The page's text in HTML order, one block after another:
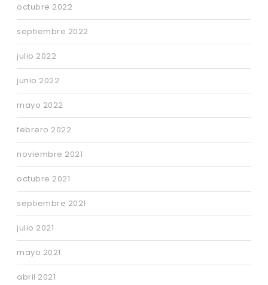
octubre 2022
septiembre 2022
julio 2022
junio 2022
mayo 2022
febrero 2022
noviembre 2021
octubre 2021
septiembre 2021
julio 2021
mayo 2021
abril 2021